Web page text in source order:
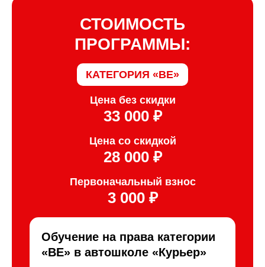
СТОИМОСТЬ
ПРОГРАММЫ:
КАТЕГОРИЯ «BE»
Цена без скидки
33 000 ₽
Цена со скидкой
28 000 ₽
Первоначальный взнос
3 000 ₽
Обучение на права категории
«BE» в автошколе «Курьер»